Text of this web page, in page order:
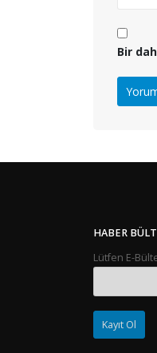
Bir
HABER
Lütfen E-